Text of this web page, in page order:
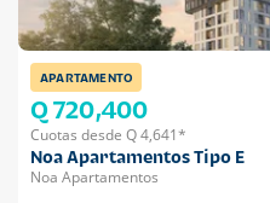
APARTAMENTO
Q 720,400
Cuotas desde Q 4,641*
Noa Apartamentos Tipo E
Noa Apartamentos